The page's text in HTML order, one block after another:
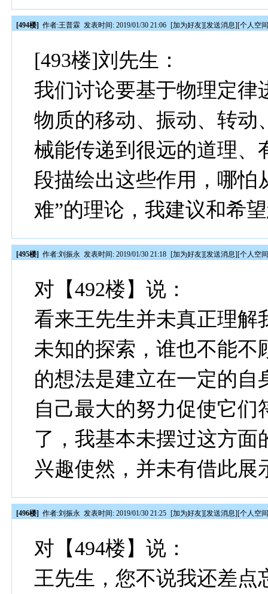
[494楼] 作者:王普霖 发表时间: 2019/01/30 21:06 [加为好友][发送消息][个人空
[493楼]刘先生：
我们讨论要基于物理定律
物质的移动、振动、转动
械能传递到很远的道理、
段描绘出这些作用，哪怕
难”的理论，我建议和希
[495楼] 作者:刘振永 发表时间: 2019/01/30 21:18 [加为好友][发送消息][个人空
对【492楼】说：
看来王先生并未真正理解
未知的探索，谁也不能不
的想法是建立在一定的自
自己最大的努力促使它
了，我基本未摆过这方
兴趣使然，并未有借此展
[496楼] 作者:刘振永 发表时间: 2019/01/30 21:25 [加为好友][发送消息][个人空
对【494楼】说：
王先生，您不说我还差点